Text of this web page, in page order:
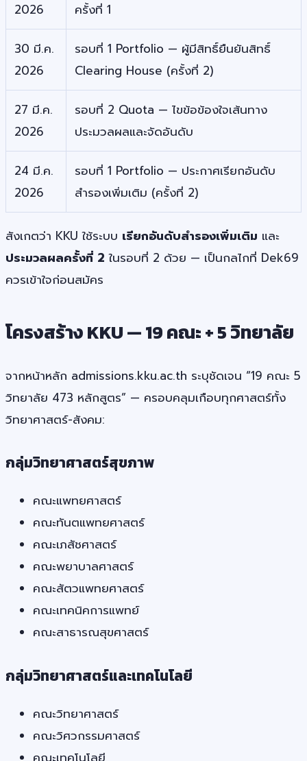
2026
ครั้งที่ 1
30 มี.ค.
2026
รอบที่ 1 Portfolio — ผู้มีสิทธิ์ยืนยันสิทธิ์
Clearing House (ครั้งที่ 2)
27 มี.ค.
2026
รอบที่ 2 Quota — ไขข้อข้องใจเส้นทาง
ประมวลผลและจัดอันดับ
24 มี.ค.
2026
รอบที่ 1 Portfolio — ประกาศเรียกอันดับ
สำรองเพิ่มเติม (ครั้งที่ 2)
สังเกตว่า KKU ใช้ระบบ เรียกอันดับสำรองเพิ่มเติม และ
ประมวลผลครั้งที่ 2 ในรอบที่ 2 ด้วย — เป็นกลไกที่ Dek69
ควรเข้าใจก่อนสมัคร
โครงสร้าง KKU — 19 คณะ + 5 วิทยาลัย
จากหน้าหลัก admissions.kku.ac.th ระบุชัดเจน “19 คณะ 5
วิทยาลัย 473 หลักสูตร” — ครอบคลุมเกือบทุกศาสตร์ทั้ง
วิทยาศาสตร์-สังคม:
กลุ่มวิทยาศาสตร์สุขภาพ
คณะแพทยศาสตร์
คณะทันตแพทยศาสตร์
คณะเภสัชศาสตร์
คณะพยาบาลศาสตร์
คณะสัตวแพทยศาสตร์
คณะเทคนิคการแพทย์
คณะสาธารณสุขศาสตร์
กลุ่มวิทยาศาสตร์และเทคโนโลยี
คณะวิทยาศาสตร์
คณะวิศวกรรมศาสตร์